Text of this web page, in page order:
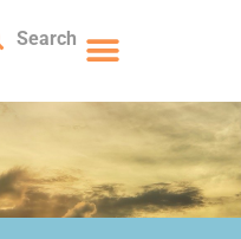
Search